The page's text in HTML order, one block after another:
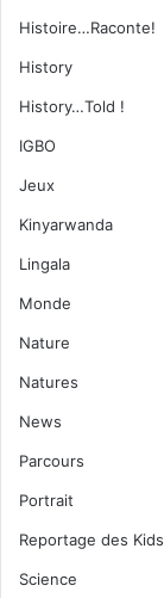
Histoire…Raconte!
History
History…Told !
IGBO
Jeux
Kinyarwanda
Lingala
Monde
Nature
Natures
News
Parcours
Portrait
Reportage des Kids
Science